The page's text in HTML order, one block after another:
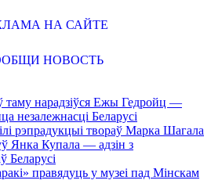
НА САЙТЕ
НОВОСТЬ
таму нарадзіўся Ежы Гедройц —
незалежнасці Беларусі
рэпрадукцыі твораў Марка Шагала
Янка Купала — адзін з
Беларусі
правядуць у музеі пад Мінскам